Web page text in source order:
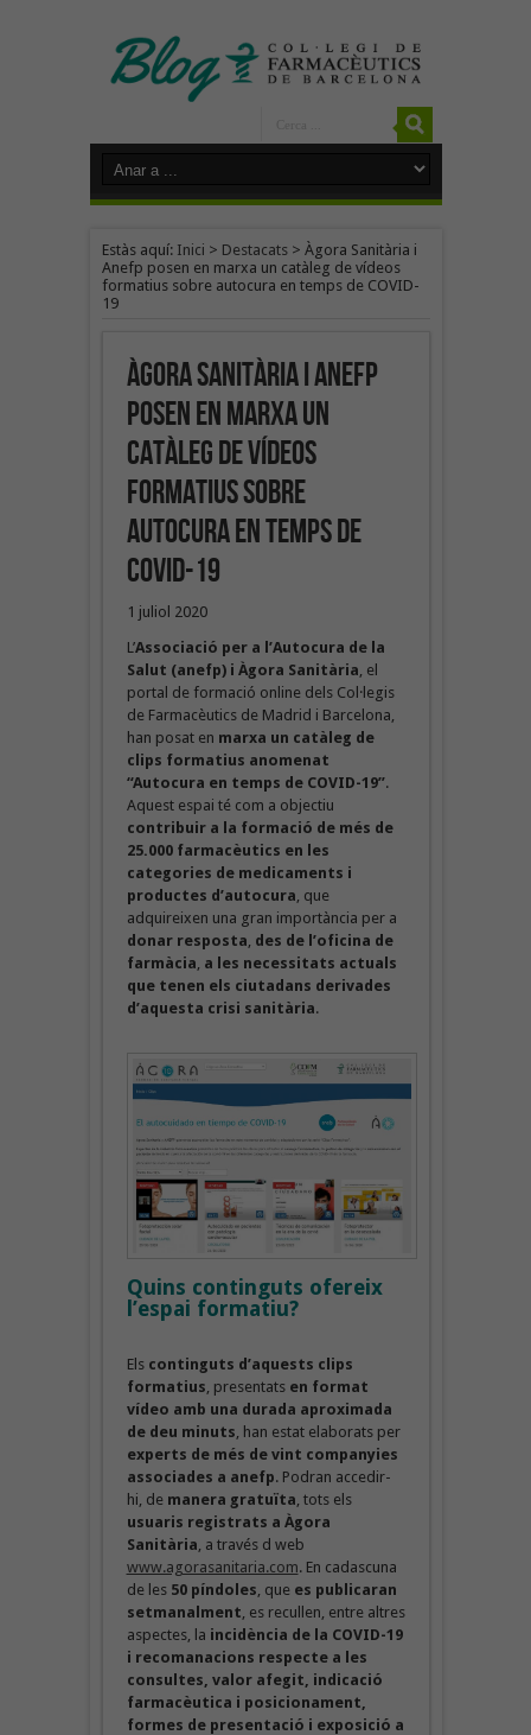
Estàs aquí: Inici > Destacats> Àgora Sanitària i
Anefp posen en marxa un catàleg de vídeos
formatius sobre autocura en temps de COVID-
19
Àgora Sanitària i Anefp
posen en marxa un
catàleg de vídeos
formatius sobre
autocura en temps de
COVID-19
1 juliol 2020
L’Associació per a l’Autocura de la
Salut (anefp) i Àgora Sanitària , el
portal de formació online dels Col·legis
de Farmacèutics de Madrid i Barcelona,
han posat en marxa un catàleg de
clips formatius anomenat
“Autocura en temps de COVID-19”.
Aquest espai té com a objectiu
contribuir a la formació de més de
25.000 farmacèutics en les
categories de medicaments i
productes d’autocura , que
adquireixen una gran importància per a
donar resposta des de l’oficina de
farmàcia a les necessitats actuals
que tenen els ciutadans derivades
d’aquesta crisi sanitària.
Quins continguts ofereix
l’espai formatiu?
Els continguts d’aquests clips
formatius , presentats en format
vídeo amb una durada aproximada
de deu minuts , han estat elaborats per
experts de més de vint companyies
associades a anefp. Podran accedir-
hi, de manera gratuïta , tots els
usuaris registrats a Àgora
Sanitària , a través d web
www.agorasanitaria.com. En cadascuna
de les 50 píndoles , que es publicaran
setmanalment , es recullen, entre altres
aspectes, la incidència de la COVID-19
i recomanacions respecte a les
consultes, valor afegit, indicació
farmacèutica i posicionament,
formes de presentació i exposició a